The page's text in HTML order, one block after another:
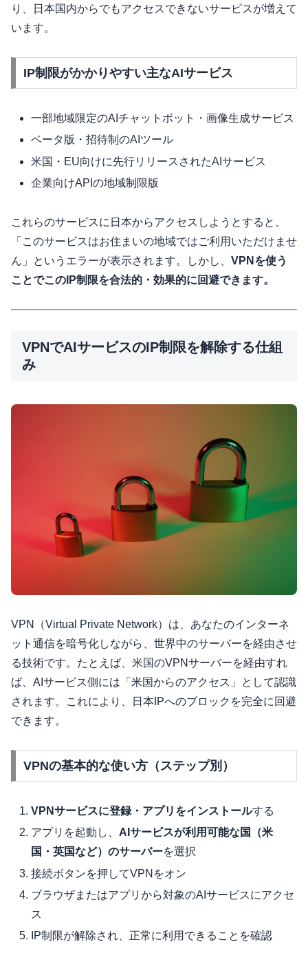
り、日本国内からでもアクセスできないサービスが増えて
います。
IP制限がかかりやすい主なAIサービス
一部地域限定のAIチャットボット・画像生成サービス
ベータ版・招待制のAIツール
米国・EU向けに先行リリースされたAIサービス
企業向けAPIの地域制限版
これらのサービスに日本からアクセスしようとすると、
「このサービスはお住まいの地域ではご利用いただけませ
ん」というエラーが表示されます。しかし、 VPNを使う
ことでこのIP制限を合法的・効果的に回避できます。
VPNでAIサービスのIP制限を解除する仕組
み
VPN（Virtual Private Network）は、あなたのインターネ
ット通信を暗号化しながら、世界中のサーバーを経由させ
る技術です。たとえば、米国のVPNサーバーを経由すれ
ば、AIサービス側には「米国からのアクセス」として認識
されます。これにより、日本IPへのブロックを完全に回避
できます。
VPNの基本的な使い方（ステップ別）
VPNサービスに登録・アプリをインストールする
アプリを起動し、 AIサービスが利用可能な国（米
国・英国など）のサーバーを選択
接続ボタンを押してVPNをオン
ブラウザまたはアプリから対象のAIサービスにアクセ
ス
IP制限が解除され、正常に利用できることを確認